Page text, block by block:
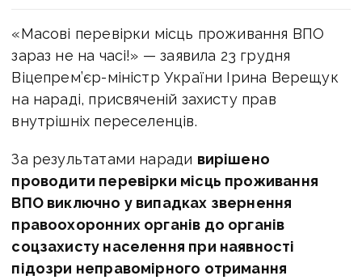
«Масові перевірки місць проживання ВПО
зараз не на часі!» — заявила 23 грудня
Віцепрем’єр-міністр України Ірина Верещук
на нараді, присвяченій захисту прав
внутрішніх переселенців.
За результатами наради вирішено
проводити перевірки місць проживання
ВПО виключно у випадках звернення
правоохоронних органів до органів
соцзахисту населення при наявності
підозри неправомірного отримання